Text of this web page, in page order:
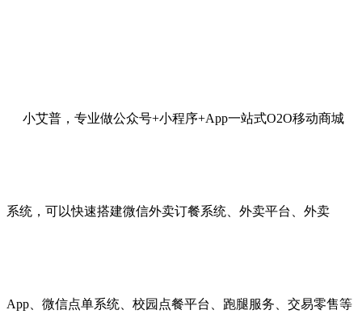
小艾普，专业做公众号+小程序+App一站式O2O移动商城
系统，可以快速搭建微信外卖订餐系统、外卖平台、外卖
App、微信点单系统、校园点餐平台、跑腿服务、交易零售等